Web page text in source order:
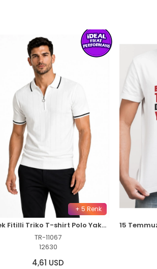
+ 5 Renk
Erkek Fitilli Triko T-shirt Polo Yaka Yarım Fermuarlı Kısa Kollu Tişört - Beyaz
TR-11067
12630
4,61 USD